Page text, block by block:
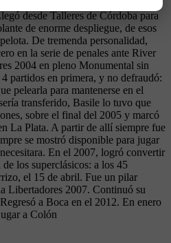
en la Selección el
desde Talleres de Córdoba para
de enorme despliegue, de esos
De tremenda personalidad,
en la serie de penales ante River
2004 en pleno Monumental sin
partidos en primera, y no defraudó:
pelearla para mantenerse en el
transferido, Basile lo tuvo que
sobre el final del 2005 y marcó
La Plata. A partir de allí siempre fue
se mostró disponible para jugar
En el 2007, logró convertir
los superclásicos: a los 45
el 15 de abril. Fue un pilar
Libertadores 2007. Continuó su
a Boca en el 2012. En enero
a Colón